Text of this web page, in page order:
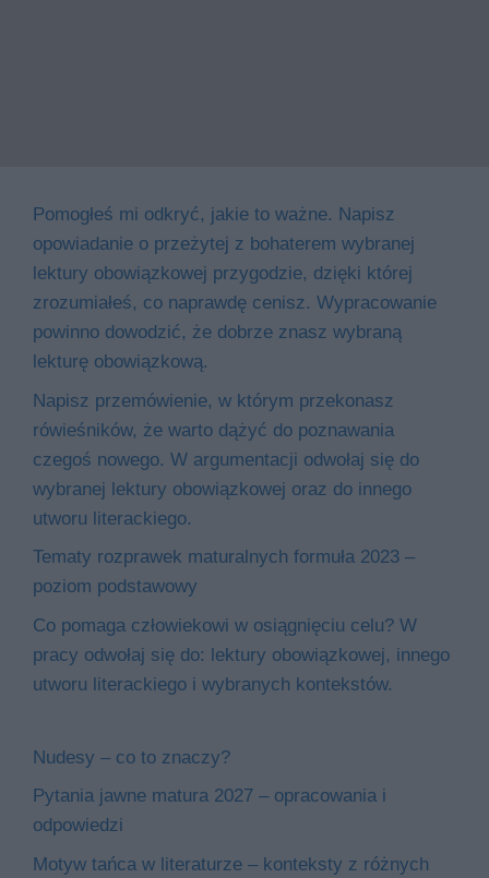
Pomogłeś mi odkryć, jakie to ważne. Napisz
opowiadanie o przeżytej z bohaterem wybranej
lektury obowiązkowej przygodzie, dzięki której
zrozumiałeś, co naprawdę cenisz. Wypracowanie
powinno dowodzić, że dobrze znasz wybraną
lekturę obowiązkową.
Napisz przemówienie, w którym przekonasz
rówieśników, że warto dążyć do poznawania
czegoś nowego. W argumentacji odwołaj się do
wybranej lektury obowiązkowej oraz do innego
utworu literackiego.
Tematy rozprawek maturalnych formuła 2023 –
poziom podstawowy
Co pomaga człowiekowi w osiągnięciu celu? W
pracy odwołaj się do: lektury obowiązkowej, innego
utworu literackiego i wybranych kontekstów.
Nudesy – co to znaczy?
Pytania jawne matura 2027 – opracowania i
odpowiedzi
Motyw tańca w literaturze – konteksty z różnych